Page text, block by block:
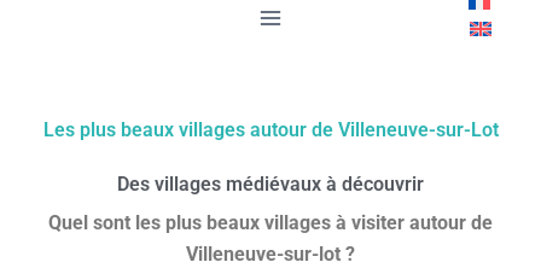
Les plus beaux villages autour de Villeneuve-sur-Lot
Des villages médiévaux à découvrir
Quel sont les plus beaux villages à visiter autour de
Villeneuve-sur-lot ?